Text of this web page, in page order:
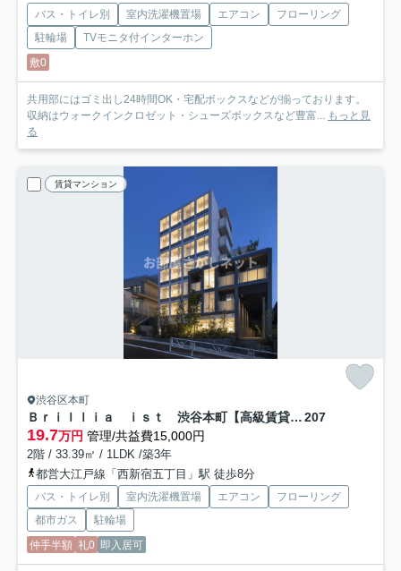
バス・トイレ別 室内洗濯機置場 エアコン
フローリング
駐輪場
TVモニタ付インターホン
敷0
共用部にはゴミ出し24時間OK・宅配ボックスなどが揃っております。
収納はウォークインクロゼット・シューズボックスなど豊富... もっと見
る
賃貸マンション
渋谷区本町
Ｂｒｉｌｌｉａ ｉｓｔ 渋谷本町【高級賃貸・ブランドマンション】 207
19.7万円 管理/共益費15,000円
2階 / 33.39㎡ / 1LDK /築3年
都営大江戸線「西新宿五丁目」駅 徒歩8分
バス・トイレ別 室内洗濯機置場 エアコン
フローリング
都市ガス
駐輪場
仲手半額 礼0 即入居可